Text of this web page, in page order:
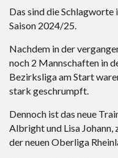
Das sind die
Saison 2024/25.
Nachdem in der
noch 2 Mannschaften in
Bezirksliga am Start
stark geschrumpft.
Dennoch ist das neue
Albright und Lisa Johann,
der neuen Oberliga